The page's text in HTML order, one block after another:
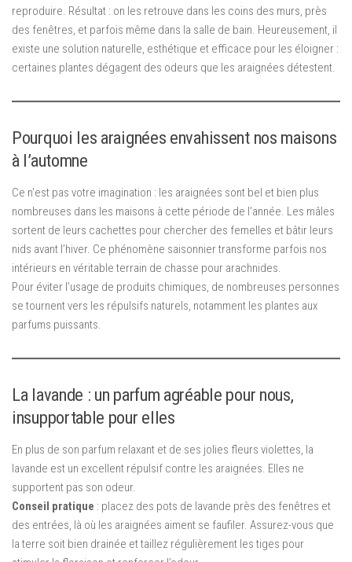
reproduire. Résultat : on les retrouve dans les coins des murs, près
des fenêtres, et parfois même dans la salle de bain. Heureusement, il
existe une solution naturelle, esthétique et efficace pour les éloigner :
certaines plantes dégagent des odeurs que les araignées détestent.
Pourquoi les araignées envahissent nos maisons
à l’automne
Ce n’est pas votre imagination : les araignées sont bel et bien plus
nombreuses dans les maisons à cette période de l’année. Les mâles
sortent de leurs cachettes pour chercher des femelles et bâtir leurs
nids avant l’hiver. Ce phénomène saisonnier transforme parfois nos
intérieurs en véritable terrain de chasse pour arachnides.
Pour éviter l’usage de produits chimiques, de nombreuses personnes
se tournent vers les répulsifs naturels, notamment les plantes aux
parfums puissants.
La lavande : un parfum agréable pour nous,
insupportable pour elles
En plus de son parfum relaxant et de ses jolies fleurs violettes, la
lavande est un excellent répulsif contre les araignées. Elles ne
supportent pas son odeur.
Conseil pratique : placez des pots de lavande près des fenêtres et
des entrées, là où les araignées aiment se faufiler. Assurez-vous que
la terre soit bien drainée et taillez régulièrement les tiges pour